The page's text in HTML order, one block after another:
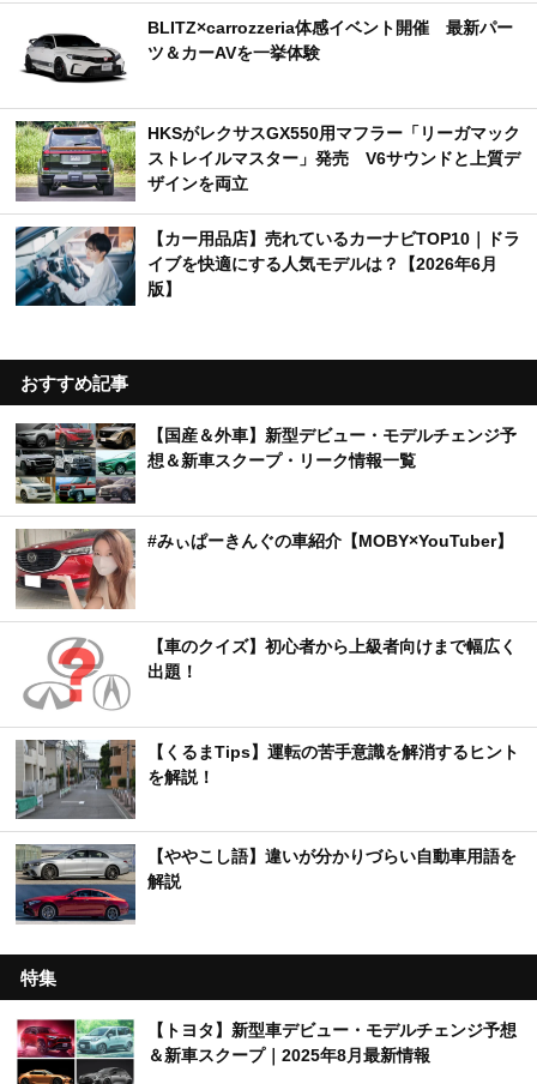
BLITZ×carrozzeria体感イベント開催 最新パー
ツ＆カーAVを一挙体験
HKSがレクサスGX550用マフラー「リーガマック
ストレイルマスター」発売 V6サウンドと上質デ
ザインを両立
【カー用品店】売れているカーナビTOP10｜ドラ
イブを快適にする人気モデルは？【2026年6月
版】
おすすめ記事
【国産＆外車】新型デビュー・モデルチェンジ予
想＆新車スクープ・リーク情報一覧
#みぃぱーきんぐの車紹介【MOBY×YouTuber】
【車のクイズ】初心者から上級者向けまで幅広く
出題！
【くるまTips】運転の苦手意識を解消するヒント
を解説！
【ややこし語】違いが分かりづらい自動車用語を
解説
特集
【トヨタ】新型車デビュー・モデルチェンジ予想
＆新車スクープ｜2025年8月最新情報